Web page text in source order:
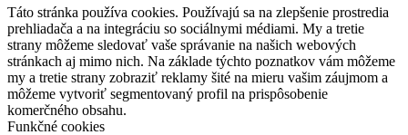
Táto stránka používa cookies. Používajú sa na zlepšenie prostredia
prehliadača a na integráciu so sociálnymi médiami. My a tretie
strany môžeme sledovať vaše správanie na našich webových
stránkach aj mimo nich. Na základe týchto poznatkov vám môžeme
my a tretie strany zobraziť reklamy šité na mieru vašim záujmom a
môžeme vytvoriť segmentovaný profil na prispôsobenie
komerčného obsahu.
Funkčné cookies